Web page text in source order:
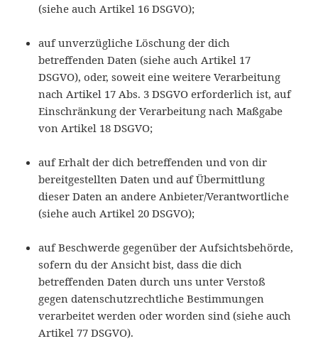
(siehe auch Artikel 16 DSGVO);
auf unverzügliche Löschung der dich
betreffenden Daten (siehe auch Artikel 17
DSGVO), oder, soweit eine weitere Verarbeitung
nach Artikel 17 Abs. 3 DSGVO erforderlich ist, auf
Einschränkung der Verarbeitung nach Maßgabe
von Artikel 18 DSGVO;
auf Erhalt der dich betreffenden und von dir
bereitgestellten Daten und auf Übermittlung
dieser Daten an andere Anbieter/Verantwortliche
(siehe auch Artikel 20 DSGVO);
auf Beschwerde gegenüber der Aufsichtsbehörde,
sofern du der Ansicht bist, dass die dich
betreffenden Daten durch uns unter Verstoß
gegen datenschutzrechtliche Bestimmungen
verarbeitet werden oder worden sind (siehe auch
Artikel 77 DSGVO).